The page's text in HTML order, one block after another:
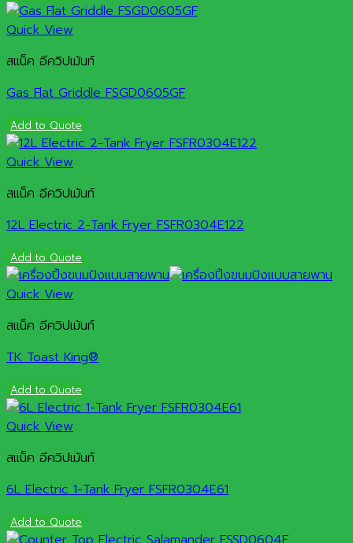
Quick View
สแน็ค อีควิปเม้นท์
Gas Flat Griddle FSGD0605GF
Add to Quote
Quick View
สแน็ค อีควิปเม้นท์
12L Electric 2-Tank Fryer FSFR0304E122
Add to Quote
Quick View
สแน็ค อีควิปเม้นท์
TK Toast King®
Add to Quote
Quick View
สแน็ค อีควิปเม้นท์
6L Electric 1-Tank Fryer FSFR0304E61
Add to Quote